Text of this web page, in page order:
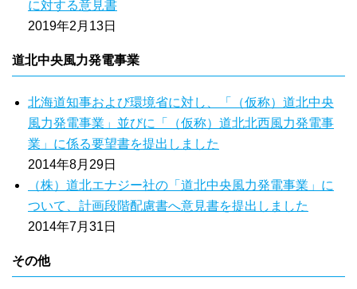
に対する意見書
2019年2月13日
道北中央風力発電事業
北海道知事および環境省に対し、「（仮称）道北中央
風力発電事業」並びに「（仮称）道北北西風力発電事
業」に係る要望書を提出しました
2014年8月29日
（株）道北エナジー社の「道北中央風力発電事業」に
ついて、計画段階配慮書へ意見書を提出しました
2014年7月31日
その他